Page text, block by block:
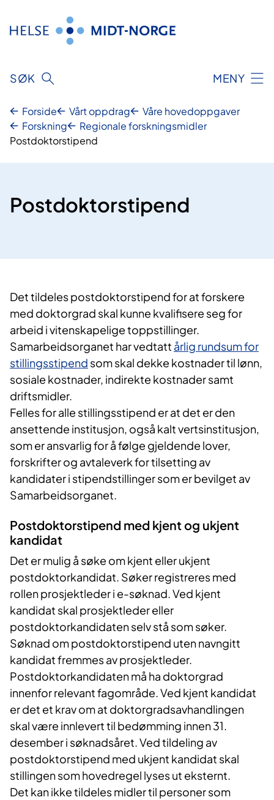
innhold
SØK MENY
Forside Vårt oppdrag
Våre hovedoppgaver
Forskning
Regionale forskningsmidler
Postdoktorstipend
Postdoktorstipend
Det tildeles postdoktorstipend for at forskere
med doktorgrad skal kunne kvalifisere seg for
arbeid i vitenskapelige toppstillinger.
Samarbeidsorganet har vedtatt årlig rundsum for
stillingsstipend som skal dekke kostnader til lønn,
sosiale kostnader, indirekte kostnader samt
driftsmidler.
Felles for alle stillingsstipend er at det er den
ansettende institusjon, også kalt vertsinstitusjon,
som er ansvarlig for å følge gjeldende lover,
forskrifter og avtaleverk for tilsetting av
kandidater i stipendstillinger som er bevilget av
Samarbeidsorganet.
Postdoktorstipend med kjent og ukjent
kandidat
Det er mulig å søke om kjent eller ukjent
postdoktorkandidat. Søker registreres med
rollen prosjektleder i e-søknad. Ved kjent
kandidat skal prosjektleder eller
postdoktorkandidaten selv stå som søker.
Søknad om postdoktorstipend uten navngitt
kandidat fremmes av prosjektleder.
Postdoktorkandidaten må ha doktorgrad
innenfor relevant fagområde. Ved kjent kandidat
er det et krav om at doktorgradsavhandlingen
skal være innlevert til bedømming innen 31.
desember i søknadsåret. Ved tildeling av
postdoktorstipend med ukjent kandidat skal
stillingen som hovedregel lyses ut eksternt.
Det kan ikke tildeles midler til personer som